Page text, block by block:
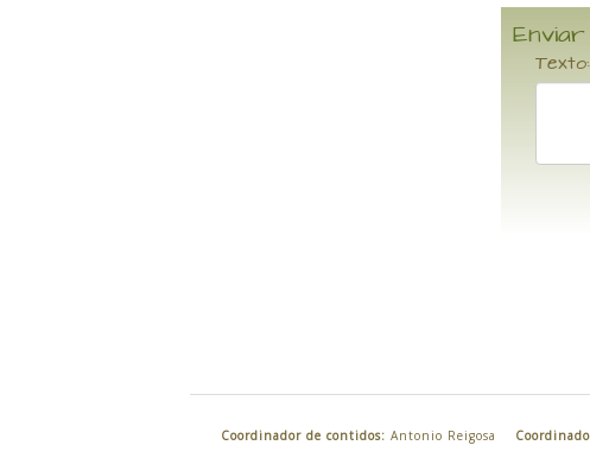
Texto:
Coordinador de contidos: Antonio Reigosa